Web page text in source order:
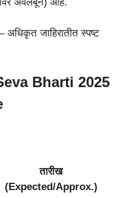
जाहिरातीत स्पष्ट
Bharti 2025
तारीख
(Expected/Approx.)